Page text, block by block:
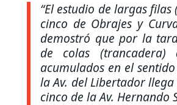
“El estudio de largas
cinco de Obrajes y
demostró que por la
de colas (trancadera)
acumulados en el
la Av. del Libertador
cinco de la Av. Hernando